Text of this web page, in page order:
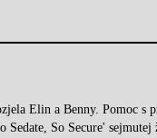
Elin a Benny. Pomoc s
So Secure' sejmutej